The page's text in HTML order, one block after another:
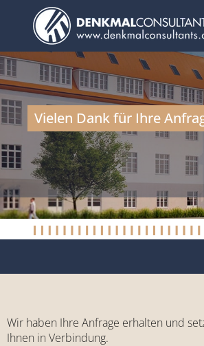
Vielen Dank für Ihre
Wir haben Ihre Anfrage erhalten und
Ihnen in Verbindung.